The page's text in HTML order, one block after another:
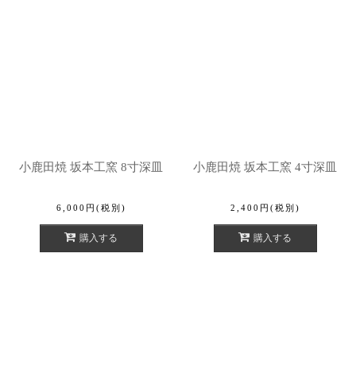
小鹿田焼 坂本工窯 8寸深皿
6,000 円 (税別)
購入する
小鹿田焼 坂本工窯 4寸深皿
2,400 円 (税別)
購入する